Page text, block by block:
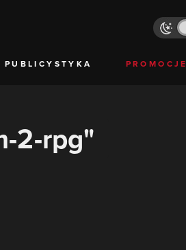
PUBLICYSTYKA PROMOCJE
2-rpg"